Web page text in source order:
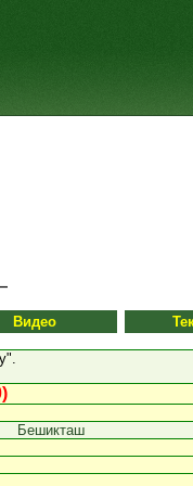
Видео
Бешикташ